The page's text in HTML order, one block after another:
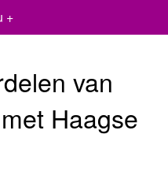
+
van
Haagse